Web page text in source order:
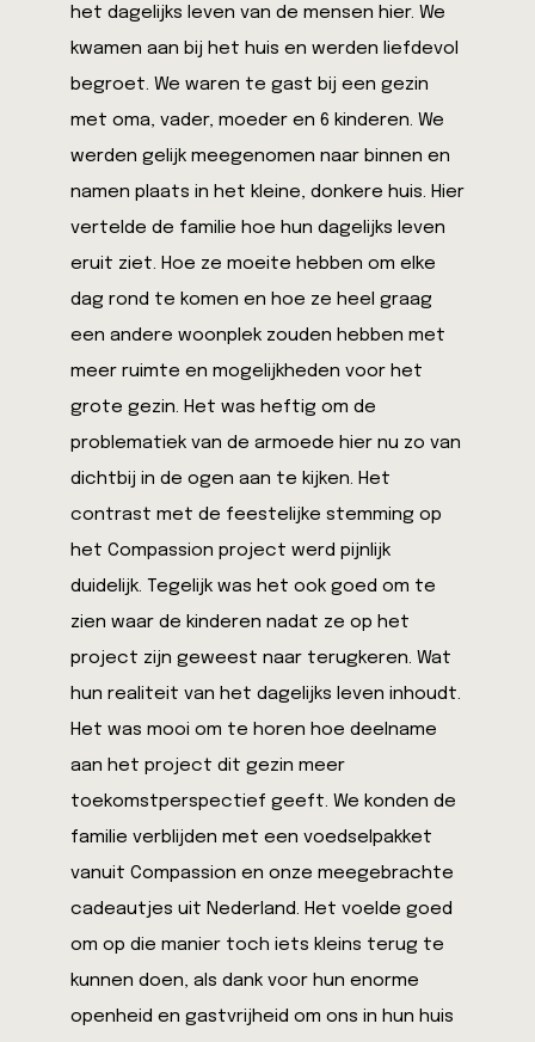
het dagelijks leven van de mensen hier. We
kwamen aan bij het huis en werden liefdevol
begroet. We waren te gast bij een gezin
met oma, vader, moeder en 6 kinderen. We
werden gelijk meegenomen naar binnen en
namen plaats in het kleine, donkere huis. Hier
vertelde de familie hoe hun dagelijks leven
eruit ziet. Hoe ze moeite hebben om elke
dag rond te komen en hoe ze heel graag
een andere woonplek zouden hebben met
meer ruimte en mogelijkheden voor het
grote gezin. Het was heftig om de
problematiek van de armoede hier nu zo van
dichtbij in de ogen aan te kijken. Het
contrast met de feestelijke stemming op
het Compassion project werd pijnlijk
duidelijk. Tegelijk was het ook goed om te
zien waar de kinderen nadat ze op het
project zijn geweest naar terugkeren. Wat
hun realiteit van het dagelijks leven inhoudt.
Het was mooi om te horen hoe deelname
aan het project dit gezin meer
toekomstperspectief geeft. We konden de
familie verblijden met een voedselpakket
vanuit Compassion en onze meegebrachte
cadeautjes uit Nederland. Het voelde goed
om op die manier toch iets kleins terug te
kunnen doen, als dank voor hun enorme
openheid en gastvrijheid om ons in hun huis